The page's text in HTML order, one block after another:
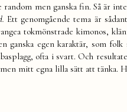
men ganska fin. Så är
Ett genomgående tema är
tokmönstrade kimonos,
ganska egen karaktär, som
ofta i svart. Och
mitt egna lilla sätt att tänka.